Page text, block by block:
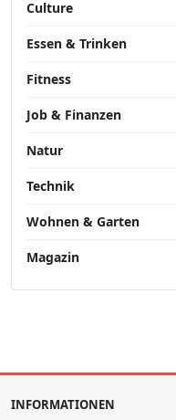
Culture
Essen & Trinken
Fitness
Job & Finanzen
Natur
Technik
Wohnen & Garten
Magazin
INFORMATIONEN